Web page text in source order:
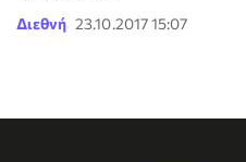
Διεθνή 23.10.2017 15:07